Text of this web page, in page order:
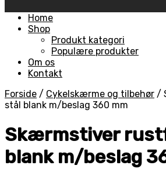
Skip
Home
Shop
Produkt kategori
Populære produkter
Om os
Kontakt
Forside / Cykelskærme og tilbehør /
stål blank m/beslag 360 mm
Skærmstiver
blank m/beslag